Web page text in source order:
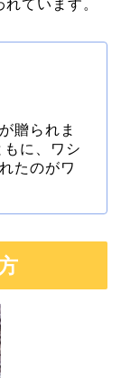
ています。
贈られま
に、ワシ
たのがワ